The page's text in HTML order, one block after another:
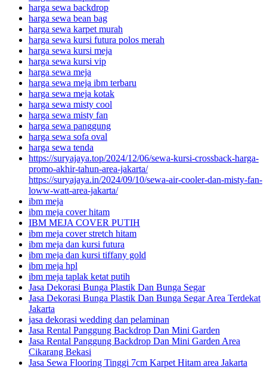
harga sewa backdrop
harga sewa bean bag
harga sewa karpet murah
harga sewa kursi futura polos merah
harga sewa kursi meja
harga sewa kursi vip
harga sewa meja
harga sewa meja ibm terbaru
harga sewa meja kotak
harga sewa misty cool
harga sewa misty fan
harga sewa panggung
harga sewa sofa oval
harga sewa tenda
https://suryajaya.top/2024/12/06/sewa-kursi-crossback-harga-
promo-akhir-tahun-area-jakarta/
https://suryajaya.in/2024/09/10/sewa-air-cooler-dan-misty-fan-
loww-watt-area-jakarta/
ibm meja
ibm meja cover hitam
IBM MEJA COVER PUTIH
ibm meja cover stretch hitam
ibm meja dan kursi futura
ibm meja dan kursi tiffany gold
ibm meja hpl
ibm meja taplak ketat putih
Jasa Dekorasi Bunga Plastik Dan Bunga Segar
Jasa Dekorasi Bunga Plastik Dan Bunga Segar Area Terdekat
Jakarta
jasa dekorasi wedding dan pelaminan
Jasa Rental Panggung Backdrop Dan Mini Garden
Jasa Rental Panggung Backdrop Dan Mini Garden Area
Cikarang Bekasi
Jasa Sewa Flooring Tinggi 7cm Karpet Hitam area Jakarta